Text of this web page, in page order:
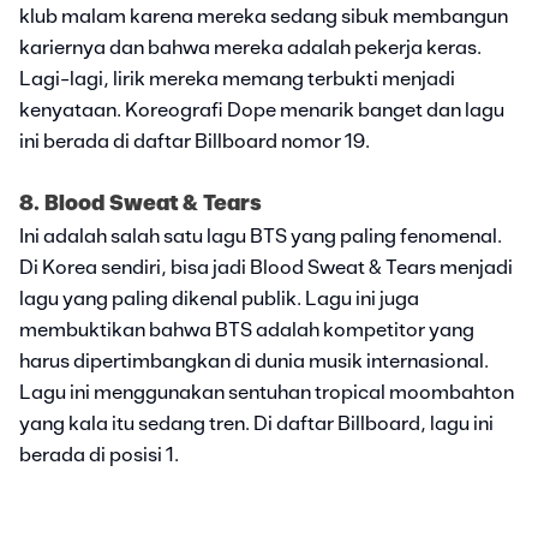
klub malam karena mereka sedang sibuk membangun
kariernya dan bahwa mereka adalah pekerja keras.
Lagi-lagi, lirik mereka memang terbukti menjadi
kenyataan. Koreografi Dope menarik banget dan lagu
ini berada di daftar Billboard nomor 19.
8. Blood Sweat & Tears
Ini adalah salah satu lagu BTS yang paling fenomenal.
Di Korea sendiri, bisa jadi Blood Sweat & Tears menjadi
lagu yang paling dikenal publik. Lagu ini juga
membuktikan bahwa BTS adalah kompetitor yang
harus dipertimbangkan di dunia musik internasional.
Lagu ini menggunakan sentuhan tropical moombahton
yang kala itu sedang tren. Di daftar Billboard, lagu ini
berada di posisi 1.